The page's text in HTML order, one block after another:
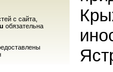
с сайта,
обязательна